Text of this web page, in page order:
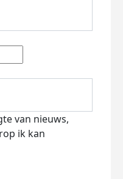
van nieuws,
ik kan